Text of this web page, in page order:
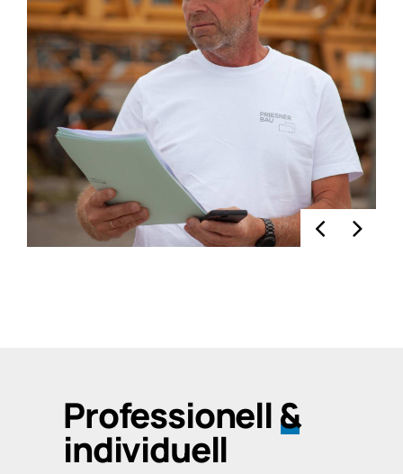
Professionell&
individuell